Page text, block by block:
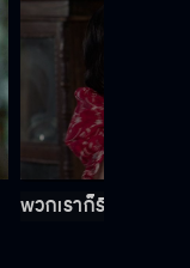
พวกเราก็รังเกียจคุ